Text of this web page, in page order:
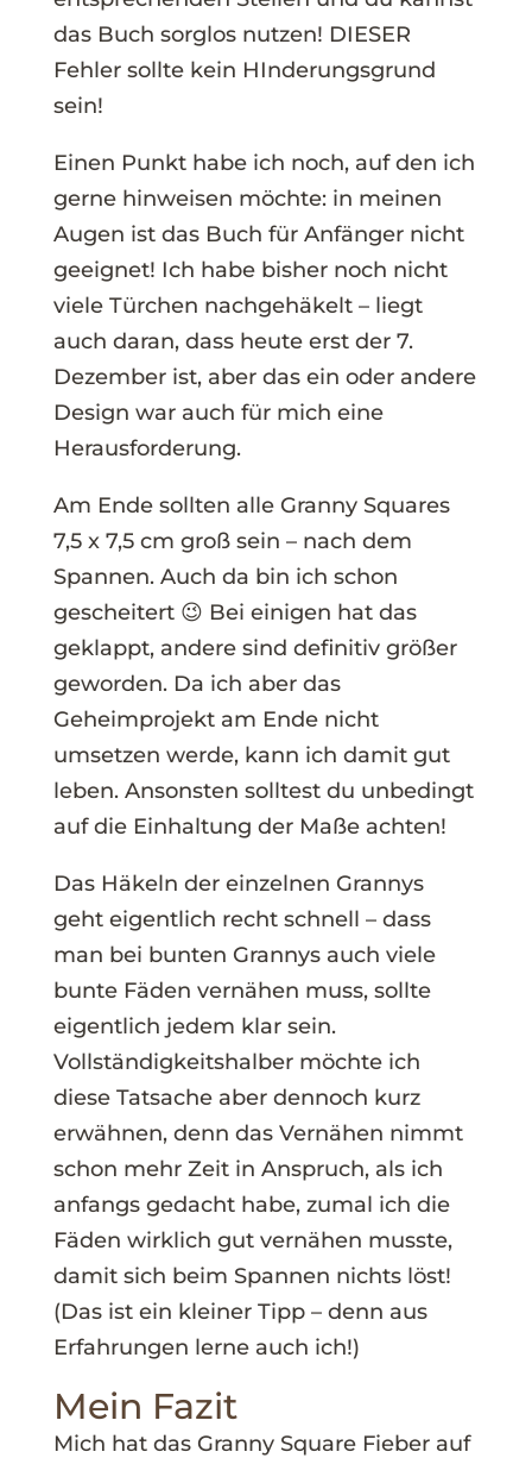
das Buch sorglos nutzen! DIESER
Fehler sollte kein HInderungsgrund
sein!
Einen Punkt habe ich noch, auf den ich
gerne hinweisen möchte: in meinen
Augen ist das Buch für Anfänger nicht
geeignet! Ich habe bisher noch nicht
viele Türchen nachgehäkelt – liegt
auch daran, dass heute erst der 7.
Dezember ist, aber das ein oder andere
Design war auch für mich eine
Herausforderung.
Am Ende sollten alle Granny Squares
7,5 x 7,5 cm groß sein – nach dem
Spannen. Auch da bin ich schon
gescheitert 😉 Bei einigen hat das
geklappt, andere sind definitiv größer
geworden. Da ich aber das
Geheimprojekt am Ende nicht
umsetzen werde, kann ich damit gut
leben. Ansonsten solltest du unbedingt
auf die Einhaltung der Maße achten!
Das Häkeln der einzelnen Grannys
geht eigentlich recht schnell – dass
man bei bunten Grannys auch viele
bunte Fäden vernähen muss, sollte
eigentlich jedem klar sein.
Vollständigkeitshalber möchte ich
diese Tatsache aber dennoch kurz
erwähnen, denn das Vernähen nimmt
schon mehr Zeit in Anspruch, als ich
anfangs gedacht habe, zumal ich die
Fäden wirklich gut vernähen musste,
damit sich beim Spannen nichts löst!
(Das ist ein kleiner Tipp – denn aus
Erfahrungen lerne auch ich!)
Mein Fazit
Mich hat das Granny Square Fieber auf